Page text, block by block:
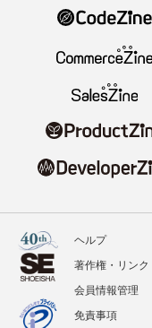
ヘルプ
著作権・リンク
会員情報管理
免責事項